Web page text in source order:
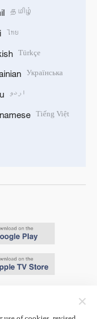
தமிழ்
ไทย
Türkçe
Українська
اردو
Tiếng Việt